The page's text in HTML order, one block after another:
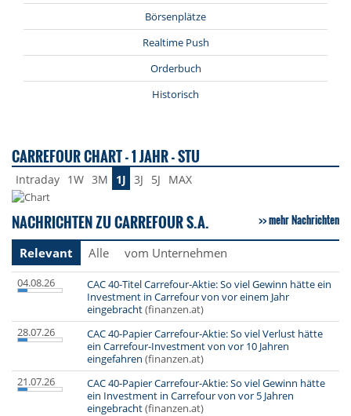
Börsenplätze
Realtime Push
Orderbuch
Historisch
CARREFOUR CHART - 1 JAHR - STU
Intraday 1W 3M 1J 3J 5J MAX
NACHRICHTEN ZU CARREFOUR S.A. mehr Nachrichten
Relevant Alle vom Unternehmen
04.08.26
CAC 40-Titel Carrefour-Aktie: So viel Gewinn hätte ein
Investment in Carrefour von vor einem Jahr
eingebracht(finanzen.at)
28.07.26
CAC 40-Papier Carrefour-Aktie: So viel Verlust hätte
ein Carrefour-Investment von vor 10 Jahren
eingefahren (finanzen.at)
21.07.26
CAC 40-Papier Carrefour-Aktie: So viel Gewinn hätte
ein Investment in Carrefour von vor 5 Jahren
eingebracht(finanzen.at)